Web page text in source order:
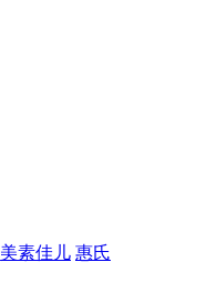
美素佳儿 惠氏